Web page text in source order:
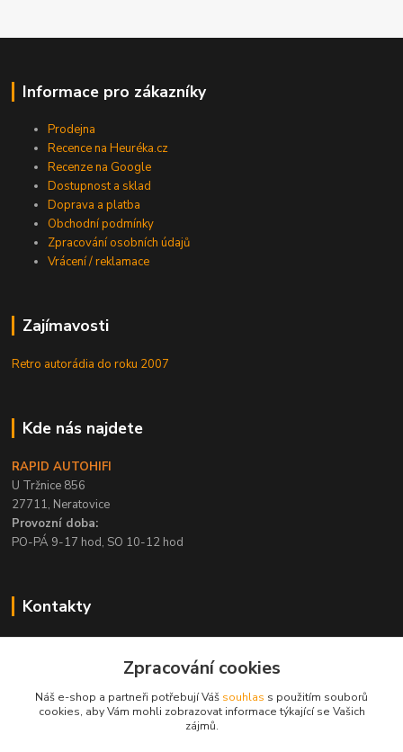
Informace pro zákazníky
Prodejna
Recence na Heuréka.cz
Recenze na Google
Dostupnost a sklad
Doprava a platba
Obchodní podmínky
Zpracování osobních údajů
Vrácení / reklamace
Zajímavosti
Retro autorádia do roku 2007
Kde nás najdete
RAPID AUTOHIFI
U Tržnice 856
27711, Neratovice
Provozní doba:
PO-PÁ 9-17 hod, SO 10-12 hod
Kontakty
PO-PÁ / 9-17 hod, SO 10-12 hod
info@rapid-autohifi.com
Zpracování cookies
Náš e-shop a partneři potřebují Váš souhlas s použitím souborů
cookies, aby Vám mohli zobrazovat informace týkající se Vašich
zájmů.